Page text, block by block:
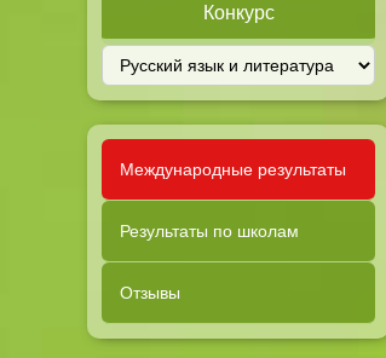
Конкурс
Международные результаты
Результаты по школам
Отзывы